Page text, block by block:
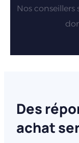
Nos
Des
achat